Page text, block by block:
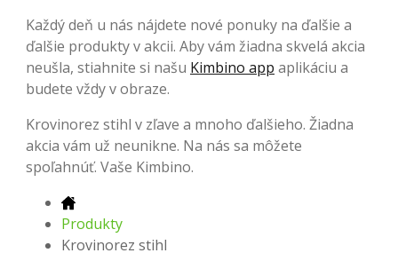
Každý deň u nás nájdete nové ponuky na ďalšie a
ďalšie produkty v akcii. Aby vám žiadna skvelá akcia
neušla, stiahnite si našu Kimbino app aplikáciu a
budete vždy v obraze.
Krovinorez stihl v zľave a mnoho ďalšieho. Žiadna
akcia vám už neunikne. Na nás sa môžete
spoľahnúť. Vaše Kimbino.
Produkty
Krovinorez stihl